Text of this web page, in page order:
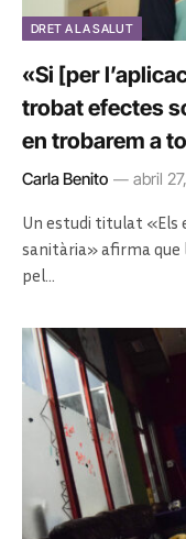
DRET A LA SALUT
«Si [per
trobat efectes
en trobarem a
Carla Benito abril
Un estudi titulat «Els
sanitària» afirma
pel…